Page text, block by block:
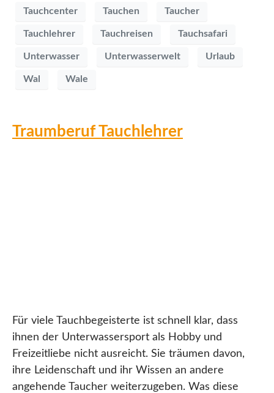
Tauchcenter Tauchen Taucher
Tauchlehrer Tauchreisen Tauchsafari
Unterwasser Unterwasserwelt Urlaub
Wal Wale
Traumberuf Tauchlehrer
Für viele Tauchbegeisterte ist schnell klar, dass
ihnen der Unterwassersport als Hobby und
Freizeitliebe nicht ausreicht. Sie träumen davon,
ihre Leidenschaft und ihr Wissen an andere
angehende Taucher weiterzugeben. Was diese